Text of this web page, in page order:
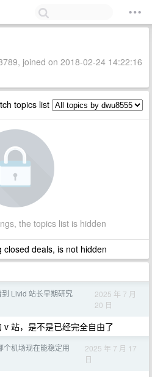
joined on 2018-02-24 14:22:16
topics list
the topics list is hidden
deals, is not hidden
到 Livid 站长早期研究
2025 年 7 月
20 日
站，是不是已经完全自由了
个机场现在能稳定用
2025 年 7 月 17
日